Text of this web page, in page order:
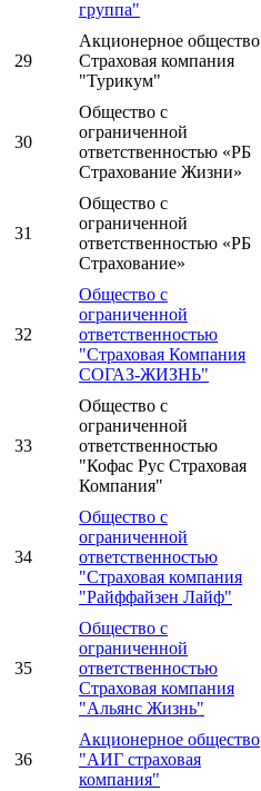
группа"
29
Акционерное общество
Страховая компания
"Турикум"
30
Общество с
ограниченной
ответственностью «РБ
Страхование Жизни»
31
Общество с
ограниченной
ответственностью «РБ
Страхование»
32
Общество с
ограниченной
ответственностью
"Страховая Компания
СОГАЗ-ЖИЗНЬ"
33
Общество с
ограниченной
ответственностью
"Кофас Рус Страховая
Компания"
34
Общество с
ограниченной
ответственностью
"Страховая компания
"Райффайзен Лайф"
35
Общество с
ограниченной
ответственностью
Страховая компания
"Альянс Жизнь"
36
Акционерное общество
"АИГ страховая
компания"